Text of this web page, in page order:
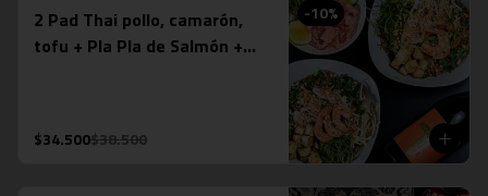
-10%
2 Pad Thai pollo, camarón,
tofu + Pla Pla de Salmón +
$34.500$38.500